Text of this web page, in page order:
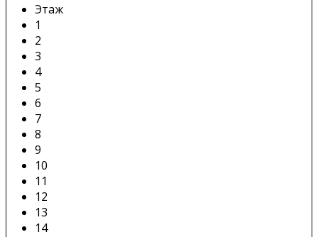
Этаж
1
2
3
4
5
6
7
8
9
10
11
12
13
14